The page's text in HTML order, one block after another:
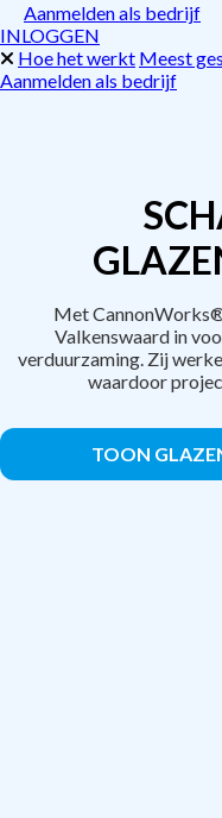
Aanmelden als bedrijf
INLOGGEN
Hoe het werkt Meest
Aanmelden als bedrijf
Met
Valkenswaard in
verduurzaming. Zij
waardoor
TOON